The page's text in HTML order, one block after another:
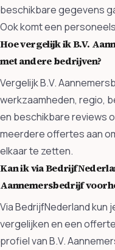
beschikbare gegevens
Ook komt een
Hoe vergelijk ik B.V.
met andere bedrijven?
Vergelijk B.V.
werkzaamheden, regio,
en beschikbare reviews
meerdere offertes aan
elkaar te zetten.
Kan ik via
Aannemersbedrijf
Via BedrijfNederland kun
vergelijken en een
profiel van B.V.